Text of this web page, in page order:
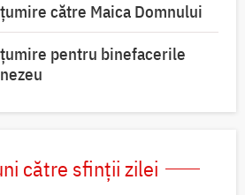
către Maica Domnului
pentru binefacerile
către sfinții zilei